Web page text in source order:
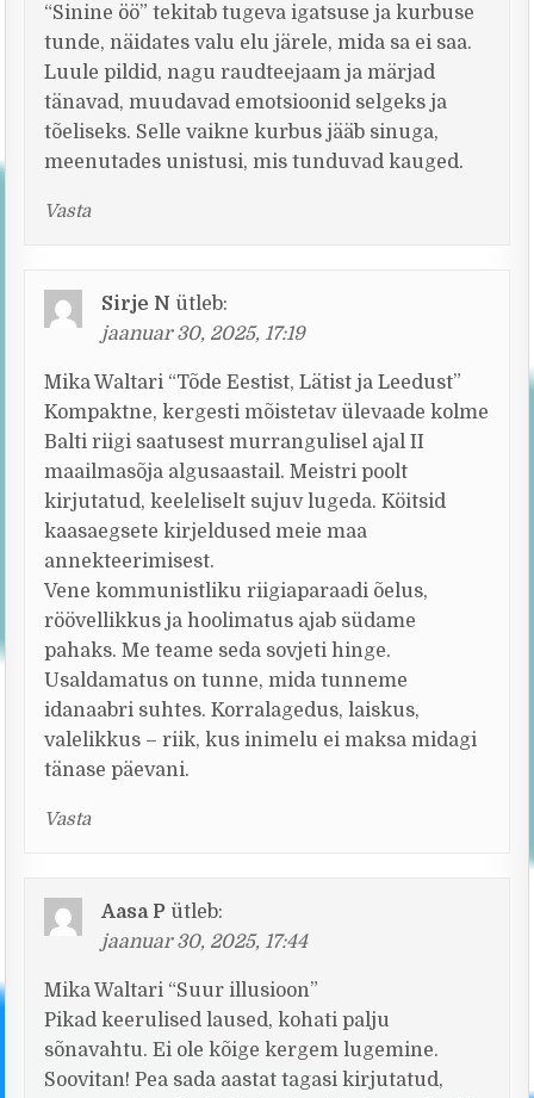
“Sinine öö” tekitab tugeva igatsuse ja kurbuse
tunde, näidates valu elu järele, mida sa ei saa.
Luule pildid, nagu raudteejaam ja märjad
tänavad, muudavad emotsioonid selgeks ja
tõeliseks. Selle vaikne kurbus jääb sinuga,
meenutades unistusi, mis tunduvad kauged.
Vasta
Sirje N ütleb:
jaanuar 30, 2025, 17:19
Mika Waltari “Tõde Eestist, Lätist ja Leedust”
Kompaktne, kergesti mõistetav ülevaade kolme
Balti riigi saatusest murrangulisel ajal II
maailmasõja algusaastail. Meistri poolt
kirjutatud, keeleliselt sujuv lugeda. Köitsid
kaasaegsete kirjeldused meie maa
annekteerimisest.
Vene kommunistliku riigiaparaadi õelus,
röövellikkus ja hoolimatus ajab südame
pahaks. Me teame seda sovjeti hinge.
Usaldamatus on tunne, mida tunneme
idanaabri suhtes. Korralagedus, laiskus,
valelikkus – riik, kus inimelu ei maksa midagi
tänase päevani.
Vasta
Aasa P ütleb:
jaanuar 30, 2025, 17:44
Mika Waltari “Suur illusioon”
Pikad keerulised laused, kohati palju
sõnavahtu. Ei ole kõige kergem lugemine.
Soovitan! Pea sada aastat tagasi kirjutatud,